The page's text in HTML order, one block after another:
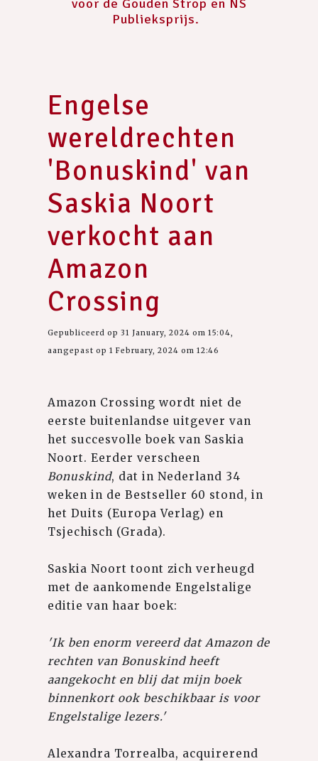
voor de Gouden Strop en NS
Publieksprijs.
Engelse
wereldrechten
'Bonuskind' van
Saskia Noort
verkocht aan
Amazon
Crossing
Gepubliceerd op 31 January, 2024 om 15:04,
aangepast op 1 February, 2024 om 12:46
Amazon Crossing wordt niet de
eerste buitenlandse uitgever van
het succesvolle boek van Saskia
Noort. Eerder verscheen
Bonuskind, dat in Nederland 34
weken in de Bestseller 60 stond, in
het Duits (Europa Verlag) en
Tsjechisch (Grada).
Saskia Noort toont zich verheugd
met de aankomende Engelstalige
editie van haar boek:
'Ik ben enorm vereerd dat Amazon de
rechten van Bonuskind heeft
aangekocht en blij dat mijn boek
binnenkort ook beschikbaar is voor
Engelstalige lezers.'
Alexandra Torrealba, acquirerend